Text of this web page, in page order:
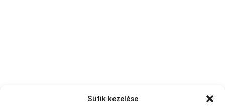
Sütik kezelése